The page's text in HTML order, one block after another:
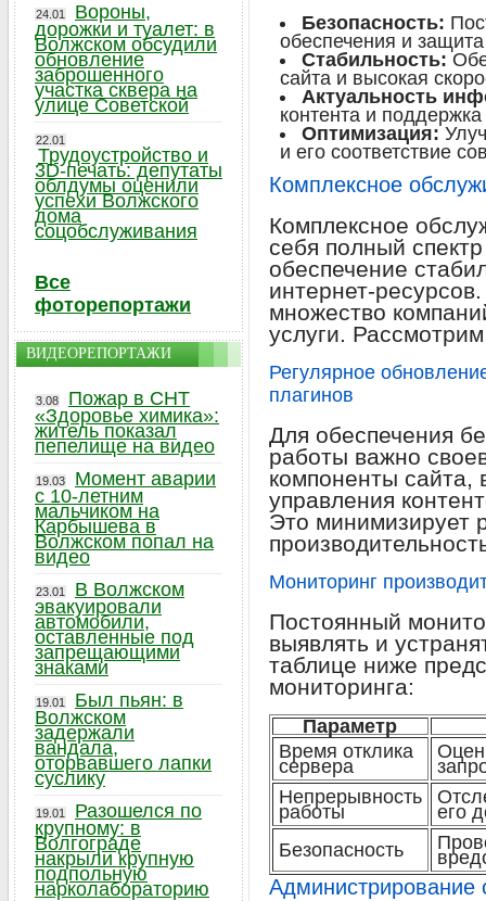
Безопасность:
обеспечения и
Стабильность:
сайта и высокая
Актуальность
контента и
Оптимизация:
и его соответствие
Комплексное
Комплексное
себя полный
обеспечение
интернет-
множество
услуги.
Регулярное
плагинов
Для обеспечения
работы важно
компоненты сайта,
управления
Это минимизирует
Мониторинг
Постоянный
выявлять и
таблице ниже
мониторинга:
Параметр
Время отклика
сервера
Непрерывность
работы
его
Безопасность
Администрирование
24.01
Вороны,
дорожки и туалет: в
Волжском обсудили
обновление
заброшенного
участка сквера на
улице Советской
22.01
Трудоустройство и
3D-печать: депутаты
облдумы оценили
успехи Волжского
дома
соцобслуживания
Все
фоторепортажи
ВИДЕОРЕПОРТАЖИ
3.08
Пожар в СНТ
«Здоровье химика»:
житель показал
пепелище на видео
19.03
Момент аварии
с 10-летним
мальчиком на
Карбышева в
Волжском попал на
видео
23.01
В Волжском
эвакуировали
автомобили,
оставленные под
запрещающими
знаками
19.01
Был пьян: в
Волжском
задержали
вандала,
оторвавшего лапки
суслику
19.01
Разошелся по
крупному: в
Волгограде
накрыли крупную
подпольную
нарколабораторию